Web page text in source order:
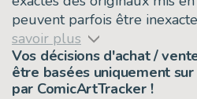
peuvent parfois être
savoir plus
Vos décisions d'achat /
être basées uniquement
par ComicArtTracker !